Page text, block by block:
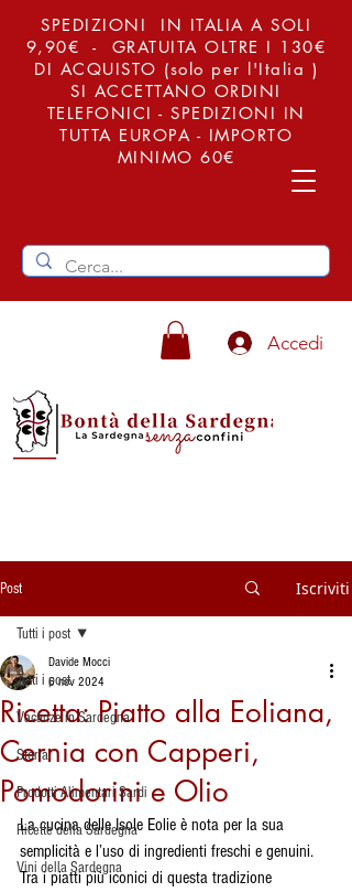
SPEDIZIONI IN ITALIA A SOLI
9,90€ - GRATUITA OLTRE I 130€
DI ACQUISTO (solo per l'Italia )
SI ACCETTANO ORDINI
TELEFONICI - SPEDIZIONI IN
TUTTA EUROPA - IMPORTO
MINIMO 60€
Accedi
Post Iscriviti
Tutti i post
Vacanze in Sardegna
Storia
Prodotti Alimentari Sardi
Ricette della Sardegna
Vini della Sardegna
Tutti i post
Ricetta: Piatto alla Eoliana,
Cernia con Capperi,
Pomodorini e Olio
Davide Mocci
6 nov 2024
La cucina delle Isole Eolie è nota per la sua
semplicità e l’uso di ingredienti freschi e genuini.
Tra i piatti più iconici di questa tradizione